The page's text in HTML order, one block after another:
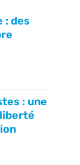
: des
: une